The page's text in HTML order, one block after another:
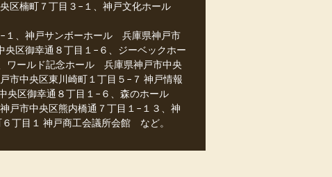
区楠町７丁目３−１、神戸文化ホール
１、神戸サンボーホール 兵庫県神戸市
区御幸通８丁目１−６、ジーベックホー
ワールド記念ホール 兵庫県神戸市中央
市中央区東川崎町１丁目５−７ 神戸情報
央区御幸通８丁目１−６、森のホール
戸市中央区熊内橋通７丁目１−１３、神
丁目１ 神戸商工会議所会館 など。